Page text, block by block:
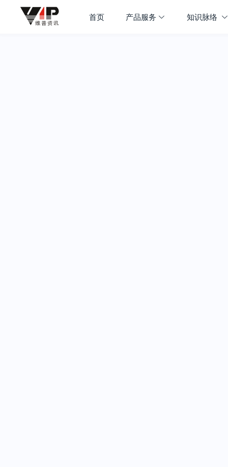
首页 产品服务 知识脉络